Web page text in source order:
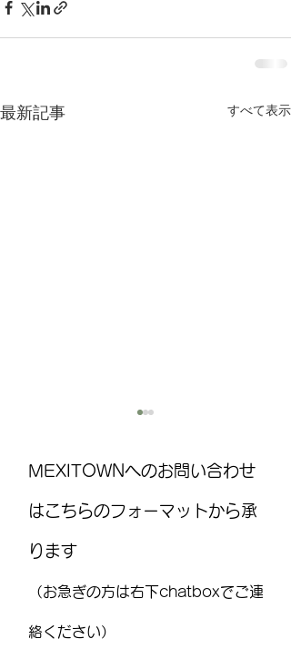
最新記事 すべて表示
MEXITOWN：メキシコの駐在
員向けアンケート
MEXITOWNへのお問い合わせ
はこちらのフォーマットから承
ります
（お急ぎの方は右下chatboxでご連
絡ください）